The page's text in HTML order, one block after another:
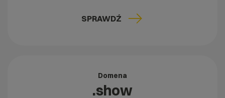
SPRAWDŹ
Domena
.show